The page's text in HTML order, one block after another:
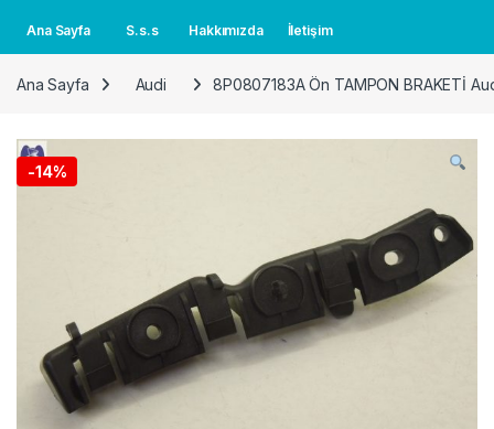
Ana Sayfa S.s.s Hakkımızda İletişim
Ana Sayfa Audi 8P0807183A Ön TAMPON BRAKETİ
-14%